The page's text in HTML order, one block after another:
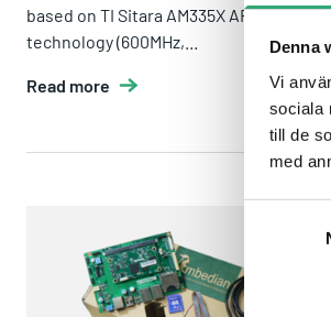
Denna
Vi
sociala
till de
med
based on TI Sitara AM335X ARM Cortex-
technology (600MHz,...
Read more
EVK-SMARC-T335X